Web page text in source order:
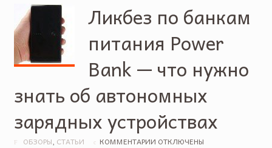
Ликбез по банкам
питания Power
Bank — что нужно
знать об автономных
зарядных устройствах
ОБЗОРЫ, СТАТЬИ КОММЕНТАРИИ ОТКЛЮЧЕНЫ